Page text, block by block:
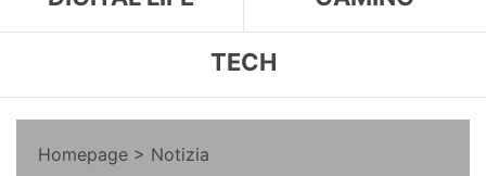
TECH
Homepage > Notizia